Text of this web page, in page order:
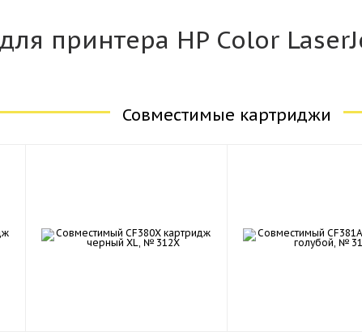
принтера HP Color
Совместимые картриджи